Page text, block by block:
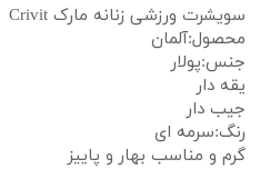
سویشرت ورزشی زنانه مارک Crivit
محصول:آلمان
جنس:پولار
یقه دار
جیب دار
رنگ:سرمه ای
گرم و مناسب بهار و پاییز